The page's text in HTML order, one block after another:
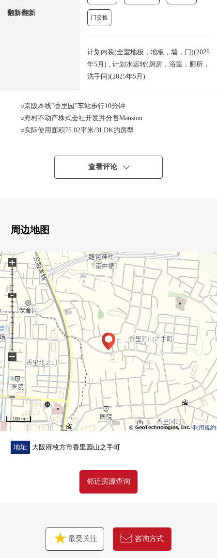
翻新⁄翻新
门交换
计划内装(全室地板，地板，墙，门)(2025
年5月) , 计划水运转(厨房，浴室，厕所，
洗手间)(2025年5月)
○京阪本线"香里园"车站步行10分钟
○野村不动产株式会社开发并分售Mansion
○实际使用面积75.02平米/3LDK的房型
○约15.9张塌塌米LDK
○能瞭望客厅·餐厅的开放式厨房
○在各居室收纳有
○组合厨房新制
○盥洗台新制
○洗衣槽新制
○厕所新制
○门新制
○全室地板张替
○所有房间地板张替
○层瓷砖面对(厨房、洗脸室、厕所)
○门口收纳新制
○开关·插座新制
○照明器具新设
查看评论
周边地图
利用規約
100 m
+
−
地址 大阪府枚方市香里园山之手町
邻近房源查询
最受关注 咨询方式